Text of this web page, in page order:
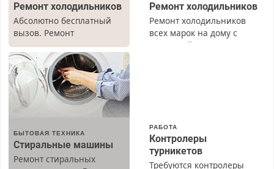
Ремонт холодильников
Абсолютно бесплатный
вызов. Ремонт
холодильников всех
марок на дому, с
гарантией. Все р-ны.
Срочно. Без выходных.
Пенсионерам – скидки до
40%. Мастер со стажем.
Ремонт холодильников
Ремонт холодильников
всех марок на дому с
гарантией. Замена
БЫТОВАЯ ТЕХНИКА
Стиральные машины
Ремонт стиральных
РАБОТА
Контролеры
турникетов
Требуются контролеры